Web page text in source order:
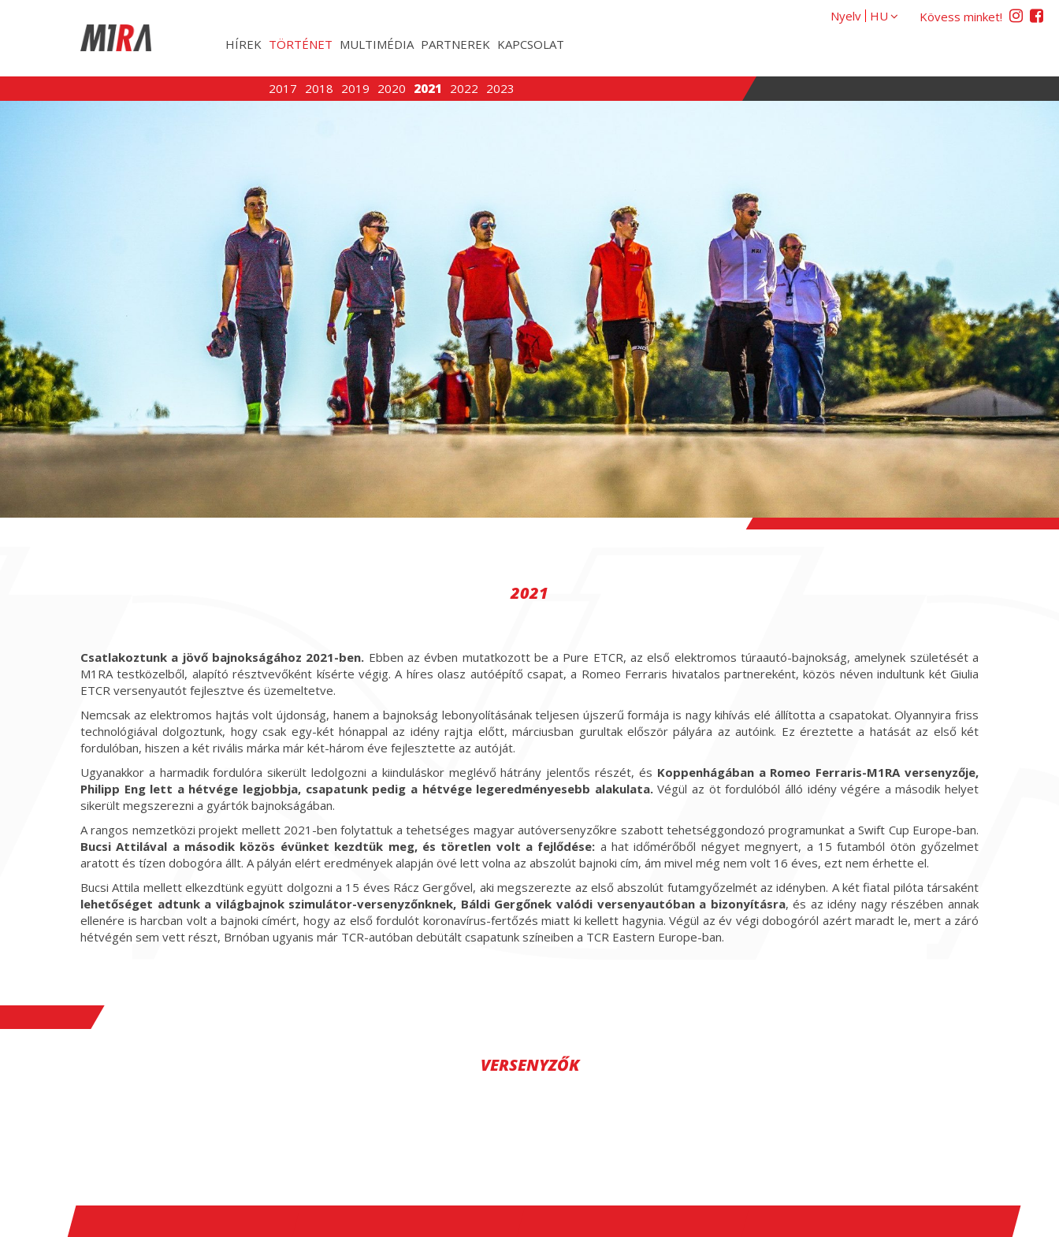
Kövess minket!
Nyelv
HÍREK TÖRTÉNET
2017 2018 2019 2020 2021 2022 2023
MULTIMÉDIA PARTNEREK KAPCSOLAT
2021
Csatlakoztunk a jövő bajnokságához 2021-ben. Ebben az évben mutatkozott be a Pure ETCR, az első elektromos túraautó-bajnokság, amelynek születését a
M1RA testközelből, alapító résztvevőként kísérte végig. A híres olasz autóépítő csapat, a Romeo Ferraris hivatalos partnereként, közös néven indultunk két Giulia
ETCR versenyautót fejlesztve és üzemeltetve.
Nemcsak az elektromos hajtás volt újdonság, hanem a bajnokság lebonyolításának teljesen újszerű formája is nagy kihívás elé állította a csapatokat. Olyannyira friss
technológiával dolgoztunk, hogy csak egy-két hónappal az idény rajtja előtt, márciusban gurultak először pályára az autóink. Ez éreztette a hatását az első két
fordulóban, hiszen a két rivális márka már két-három éve fejlesztette az autóját.
Ugyanakkor a harmadik fordulóra sikerült ledolgozni a kiinduláskor meglévő hátrány jelentős részét, és Koppenhágában a Romeo Ferraris-M1RA versenyzője,
Philipp Eng lett a hétvége legjobbja, csapatunk pedig a hétvége legeredményesebb alakulata.Végül az öt fordulóból álló idény végére a második helyet
sikerült megszerezni a gyártók bajnokságában.
A rangos nemzetközi projekt mellett 2021-ben folytattuk a tehetséges magyar autóversenyzőkre szabott tehetséggondozó programunkat a Swift Cup Europe-ban.
Bucsi Attilával a második közös évünket kezdtük meg, és töretlen volt a fejlődése: a hat időmérőből négyet megnyert, a 15 futamból ötön győzelmet
aratott és tízen dobogóra állt. A pályán elért eredmények alapján övé lett volna az abszolút bajnoki cím, ám mivel még nem volt 16 éves, ezt nem érhette el.
Bucsi Attila mellett elkezdtünk együtt dolgozni a 15 éves Rácz Gergővel, aki megszerezte az első abszolút futamgyőzelmét az idényben. A két fiatal pilóta társaként
lehetőséget adtunk a világbajnok szimulátor-versenyzőnknek, Báldi Gergőnek valódi versenyautóban a bizonyításra, és az idény nagy részében annak
ellenére is harcban volt a bajnoki címért, hogy az első fordulót koronavírus-fertőzés miatt ki kellett hagynia. Végül az év végi dobogóról azért maradt le, mert a záró
hétvégén sem vett részt, Brnóban ugyanis már TCR-autóban debütált csapatunk színeiben a TCR Eastern Europe-ban.
VERSENYZŐK